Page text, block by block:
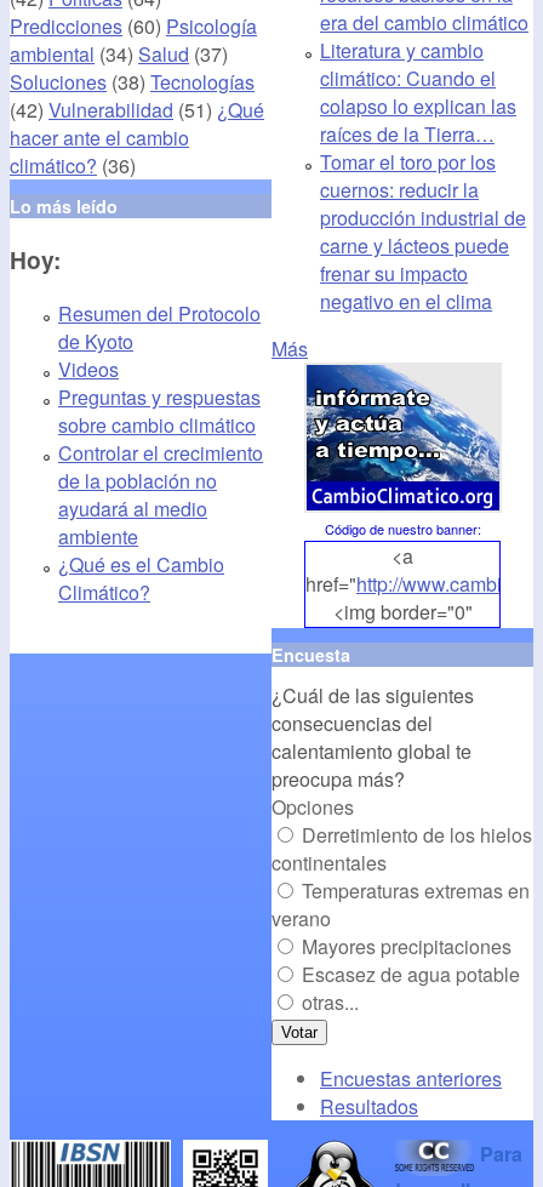
Predicciones (60) Psicología
ambiental (34) Salud (37)
Soluciones (38) Tecnologías
(42) Vulnerabilidad (51) ¿Qué
hacer ante el cambio
climático? (36)
Lo más leído
Hoy:
Resumen del Protocolo
de Kyoto
Videos
Preguntas y respuestas
sobre cambio climático
Controlar el crecimiento
de la población no
ayudará al medio
ambiente
¿Qué es el Cambio
Climático?
era del cambio climático
Literatura y cambio
climático: Cuando el
colapso lo explican las
raíces de la Tierra…
Tomar el toro por los
cuernos: reducir la
producción industrial de
carne y lácteos puede
frenar su impacto
negativo en el clima
Más
Código de nuestro banner:
<a
href="http://
<img border="0"
align="middle"
src="http://
alt="CambioClimatico.org"
/></a>
Encuesta
¿Cuál de las siguientes
consecuencias del
calentamiento global te
preocupa más?
Opciones
Derretimiento de los hielos
continentales
Temperaturas extremas en
verano
Mayores precipitaciones
Escasez de agua potable
otras...
Encuestas anteriores
Resultados
Para